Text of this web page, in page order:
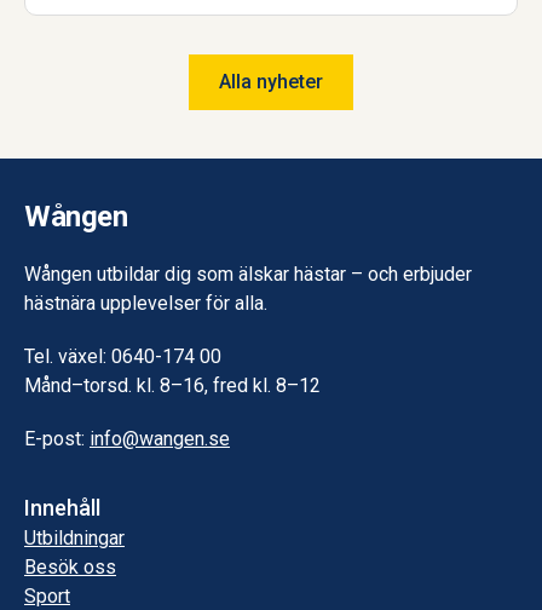
Alla nyheter
Wången
Wången utbildar dig som älskar hästar – och erbjuder
hästnära upplevelser för alla.
Tel. växel: 0640-174 00
Månd–torsd. kl. 8–16, fred kl. 8–12
E-post: info@wangen.se
Innehåll
Utbildningar
Besök oss
Sport